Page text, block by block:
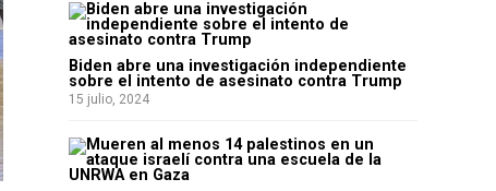
Biden abre una investigación independiente
sobre el intento de asesinato contra Trump
15 julio, 2024